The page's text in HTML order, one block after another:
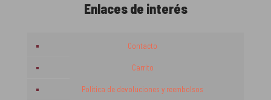
Enlaces de interés
Contacto
Carrito
Política de devoluciones y reembolsos